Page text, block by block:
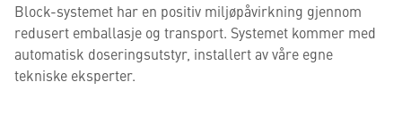
Block-systemet har en positiv miljøpåvirkning gjennom
redusert emballasje og transport. Systemet kommer med
automatisk doseringsutstyr, installert av våre egne
tekniske eksperter.